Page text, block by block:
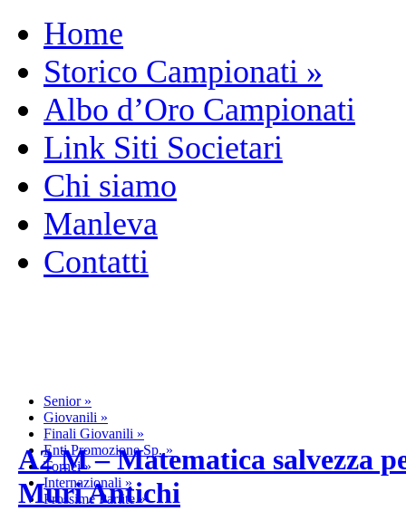
Home
Storico Campionati »
Albo d’Oro Campionati
Link Siti Societari
Chi siamo
Manleva
Contatti
Senior»
Giovanili »
Finali Giovanili »
Enti Promozione Sp.»
Tornei»
Internazionali »
Prossime Partite»
A2 M – Matematica salvezza
Muri Antichi